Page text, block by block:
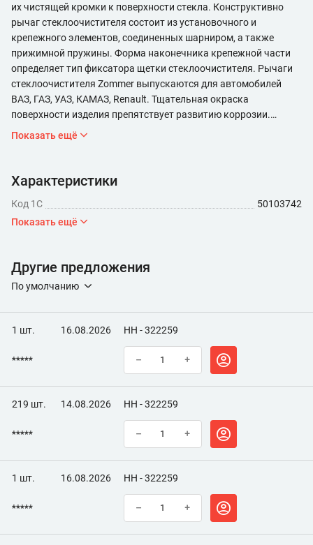
их чистящей кромки к поверхности стекла. Конструктивно
рычаг стеклоочистителя состоит из установочного и
крепежного элементов, соединенных шарниром, а также
прижимной пружины. Форма наконечника крепежной части
определяет тип фиксатора щетки стеклоочистителя. Рычаги
стеклоочистителя Zommer выпускаются для автомобилей
ВАЗ, ГАЗ, УАЗ, КАМАЗ, Renault. Тщательная окраска
поверхности изделия препятствует развитию коррозии.
Изготовленная из специального сплава усиленная пружина
обеспечивая тщательную очистку.
Показать ещё
Характеристики
Код 1С
50103742
Показать ещё
Другие предложения
По умолчанию
1 шт. 16.08.2026 НН - 322259
***** – +
219 шт. 14.08.2026 НН - 322259
***** – +
1 шт. 16.08.2026 НН - 322259
***** – +